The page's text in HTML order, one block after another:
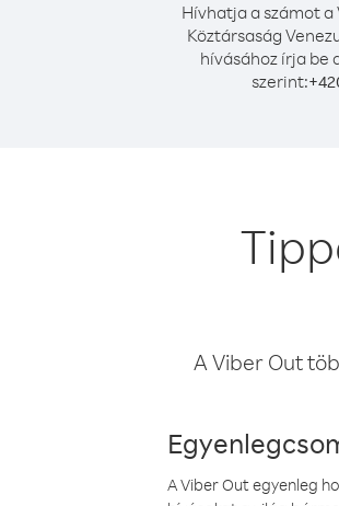
Hívhatja a számot
Köztársaság
hívásához írja be
szerint:+
A Viber Out
A Viber Out egyenleg